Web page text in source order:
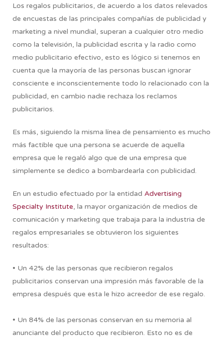
Los regalos publicitarios, de acuerdo a los datos relevados
de encuestas de las principales compañías de publicidad y
marketing a nivel mundial, superan a cualquier otro medio
como la televisión, la publicidad escrita y la radio como
medio publicitario efectivo, esto es lógico si tenemos en
cuenta que la mayoría de las personas buscan ignorar
consciente e inconscientemente todo lo relacionado con la
publicidad, en cambio nadie rechaza los reclamos
publicitarios.
Es más, siguiendo la misma línea de pensamiento es mucho
más factible que una persona se acuerde de aquella
empresa que le regaló algo que de una empresa que
simplemente se dedico a bombardearla con publicidad.
En un estudio efectuado por la entidad Advertising
Specialty Institute, la mayor organización de medios de
comunicación y marketing que trabaja para la industria de
regalos empresariales se obtuvieron los siguientes
resultados:
• Un 42% de las personas que recibieron regalos
publicitarios conservan una impresión más favorable de la
empresa después que esta le hizo acreedor de ese regalo.
• Un 84% de las personas conservan en su memoria al
anunciante del producto que recibieron. Esto no es de